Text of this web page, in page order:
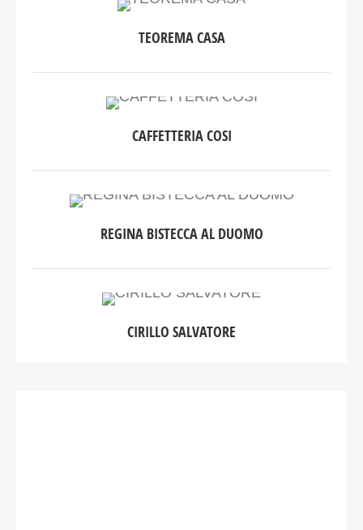
TEOREMA CASA
CAFFETTERIA COSI
REGINA BISTECCA AL DUOMO
CIRILLO SALVATORE